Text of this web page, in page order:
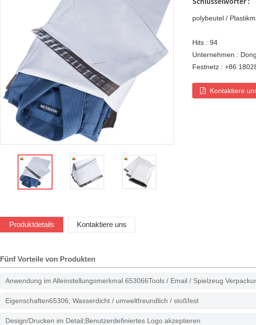
polybeutel /
Hits :94
Unternehmen :
Festnetz :+86
Kontaktiere
Produktdetails Kontaktiere uns
Fünf Vorteile von Produkten
Anwendung im Alleinstellungsmerkmal 653066Tools / Email / Spielzeug
Eigenschaften65306; Wasserdicht / umweltfreundlich / stoßfest
Design/Drucken im Detail;Benutzerdefiniertes Logo akzeptieren